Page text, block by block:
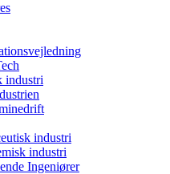
industri
industri
industri
Ingeniører